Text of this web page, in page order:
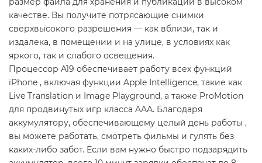
качестве. Вы получите потрясающие снимки
сверхвысокого разрешения — как вблизи, так и
издалека, в помещении и на улице, в условиях как
яркого, так и слабого освещения.
Процессор A19 обеспечивает работу всех функций
iPhone , включая функции Apple Intelligence, такие как
Live Translation и Image Playground, а также ProMotion
для продвинутых игр класса AAA. Благодаря
аккумулятору, обеспечивающему целый день работы ,
вы можете работать, смотреть фильмы и гулять без
каких-либо забот. Если вам нужно быстро подзарядить